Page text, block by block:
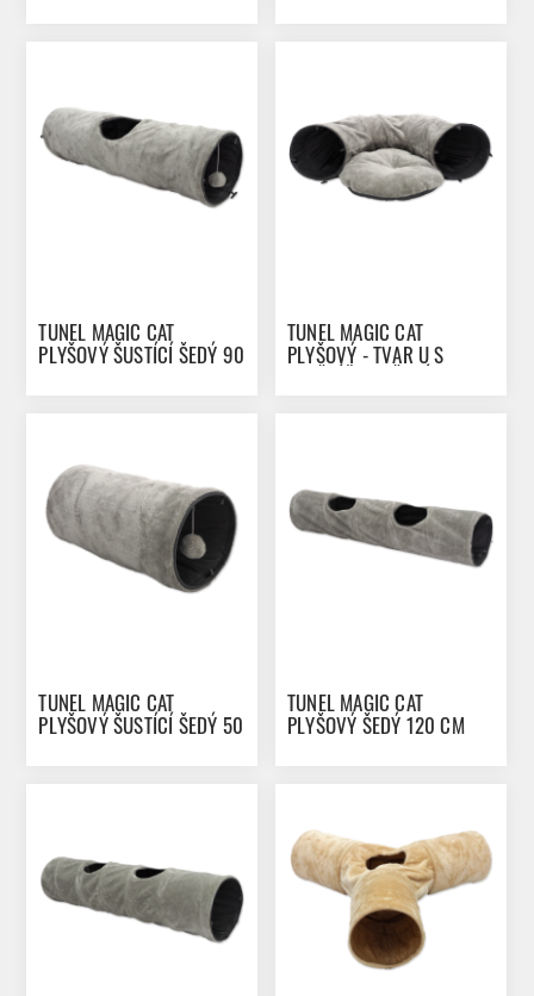
TUNEL MAGIC CAT
PLYŠOVÝ ŠUSTÍCÍ ŠEDÝ 90
TUNEL MAGIC CAT
PLYŠOVÝ - TVAR U S
TUNEL MAGIC CAT
PLYŠOVÝ ŠUSTÍCÍ ŠEDÝ 50
TUNEL MAGIC CAT
PLYŠOVÝ ŠEDÝ 120 CM